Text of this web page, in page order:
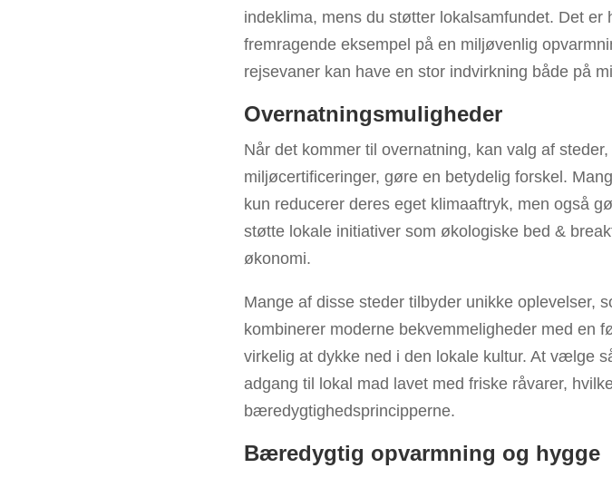
indeklima, mens du støtter lokalsamfundet. Det er
fremragende eksempel på en miljøvenlig
rejsevaner kan have en stor indvirkning både på
Overnatningsmuligheder
Når det kommer til overnatning, kan valg af
miljøcertificeringer, gøre en betydelig forskel.
kun reducerer deres eget klimaaftryk, men også
støtte lokale initiativer som økologiske bed &
økonomi.
Mange af disse steder tilbyder unikke oplevelser,
kombinerer moderne bekvemmeligheder med en
virkelig at dykke ned i den lokale kultur. At vælge
adgang til lokal mad lavet med friske råvarer,
bæredygtighedsprincipperne.
Bæredygtig opvarmning og hygge